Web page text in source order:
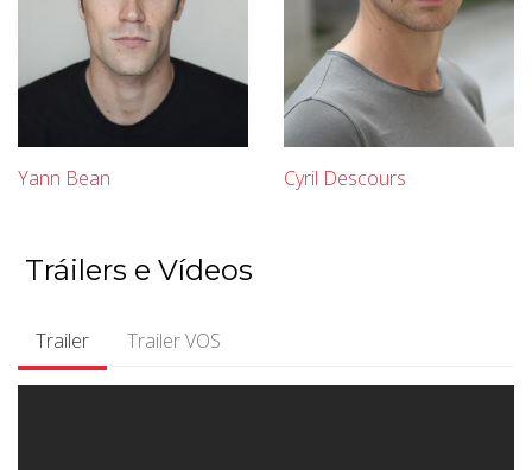
Yann Bean Cyril Descours
Tráilers e Vídeos
Trailer Trailer VOS